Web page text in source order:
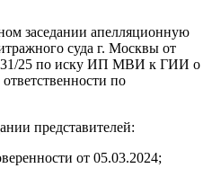
заседании апелляционную
суда г. Москвы от
25 по иску ИП МВИ к ГИИ о
по
представителей:
от 05.03.2024;